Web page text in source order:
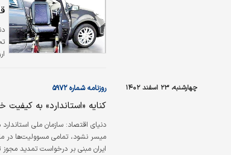
چهارشنبه، ۲۳ اسفند ۱۴۰۲ روزنامه شماره ۵۹۷۲
کنایه «استاندارد» به
دنیای اقتصاد: سازمان ملی
میسر نشود، تمامی مسوولیت‌ها در
ایران مبنی بر درخواست تمدید